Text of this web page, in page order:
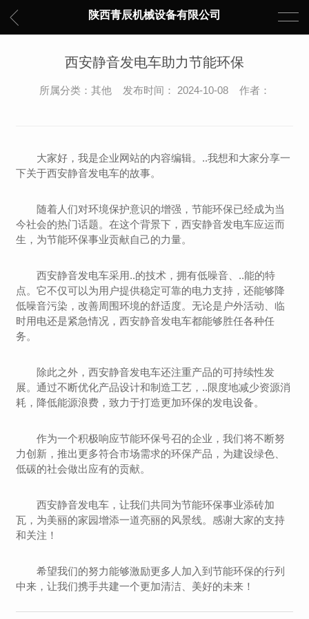
陕西青辰机械设备有限公司
西安静音发电车助力节能环保
所属分类：其他 发布时间： 2024-10-08 作者：
大家好，我是企业网站的内容编辑。..我想和大家分享一
下关于西安静音发电车的故事。
随着人们对环境保护意识的增强，节能环保已经成为当
今社会的热门话题。在这个背景下，西安静音发电车应运而
生，为节能环保事业贡献自己的力量。
西安静音发电车采用..的技术，拥有低噪音、..能的特
点。它不仅可以为用户提供稳定可靠的电力支持，还能够降
低噪音污染，改善周围环境的舒适度。无论是户外活动、临
时用电还是紧急情况，西安静音发电车都能够胜任各种任
务。
除此之外，西安静音发电车还注重产品的可持续性发
展。通过不断优化产品设计和制造工艺，..限度地减少资源消
耗，降低能源浪费，致力于打造更加环保的发电设备。
作为一个积极响应节能环保号召的企业，我们将不断努
力创新，推出更多符合市场需求的环保产品，为建设绿色、
低碳的社会做出应有的贡献。
西安静音发电车，让我们共同为节能环保事业添砖加
瓦，为美丽的家园增添一道亮丽的风景线。感谢大家的支持
和关注！
希望我们的努力能够激励更多人加入到节能环保的行列
中来，让我们携手共建一个更加清洁、美好的未来！